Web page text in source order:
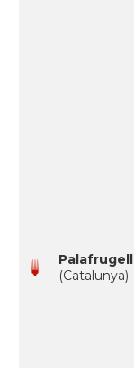
Palafrugell
(Catalunya)